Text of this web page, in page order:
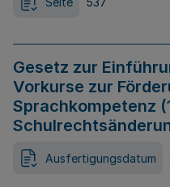
Gesetz zur
Vorkurse zur
Sprachkompetenz
Ausfertigungsdatum